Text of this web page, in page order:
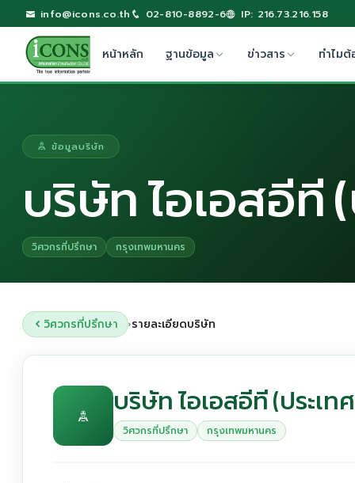
info@icons.co.th 02-810-8892-6 IP: 216.73.216.158
หน้าหลัก ฐานข้อมูล ข่าวสาร ทำไมต้
ข้อมูลบริษัท
บริษัท ไอเอสอีที
วิศวกรที่ปรึกษา กรุงเทพมหานคร
วิศวกรที่ปรึกษา ›รายละเอียดบริษัท
บริษัท ไอเอสอีที (ประเท
วิศวกรที่ปรึกษา กรุงเทพมหานคร